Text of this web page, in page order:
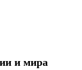
и мира